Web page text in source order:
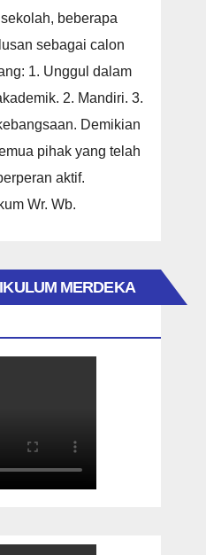
beberapa
sebagai calon
1. Unggul dalam
2. Mandiri. 3.
Demikian
pihak yang telah
aktif.
Wr. Wb.
MERDEKA